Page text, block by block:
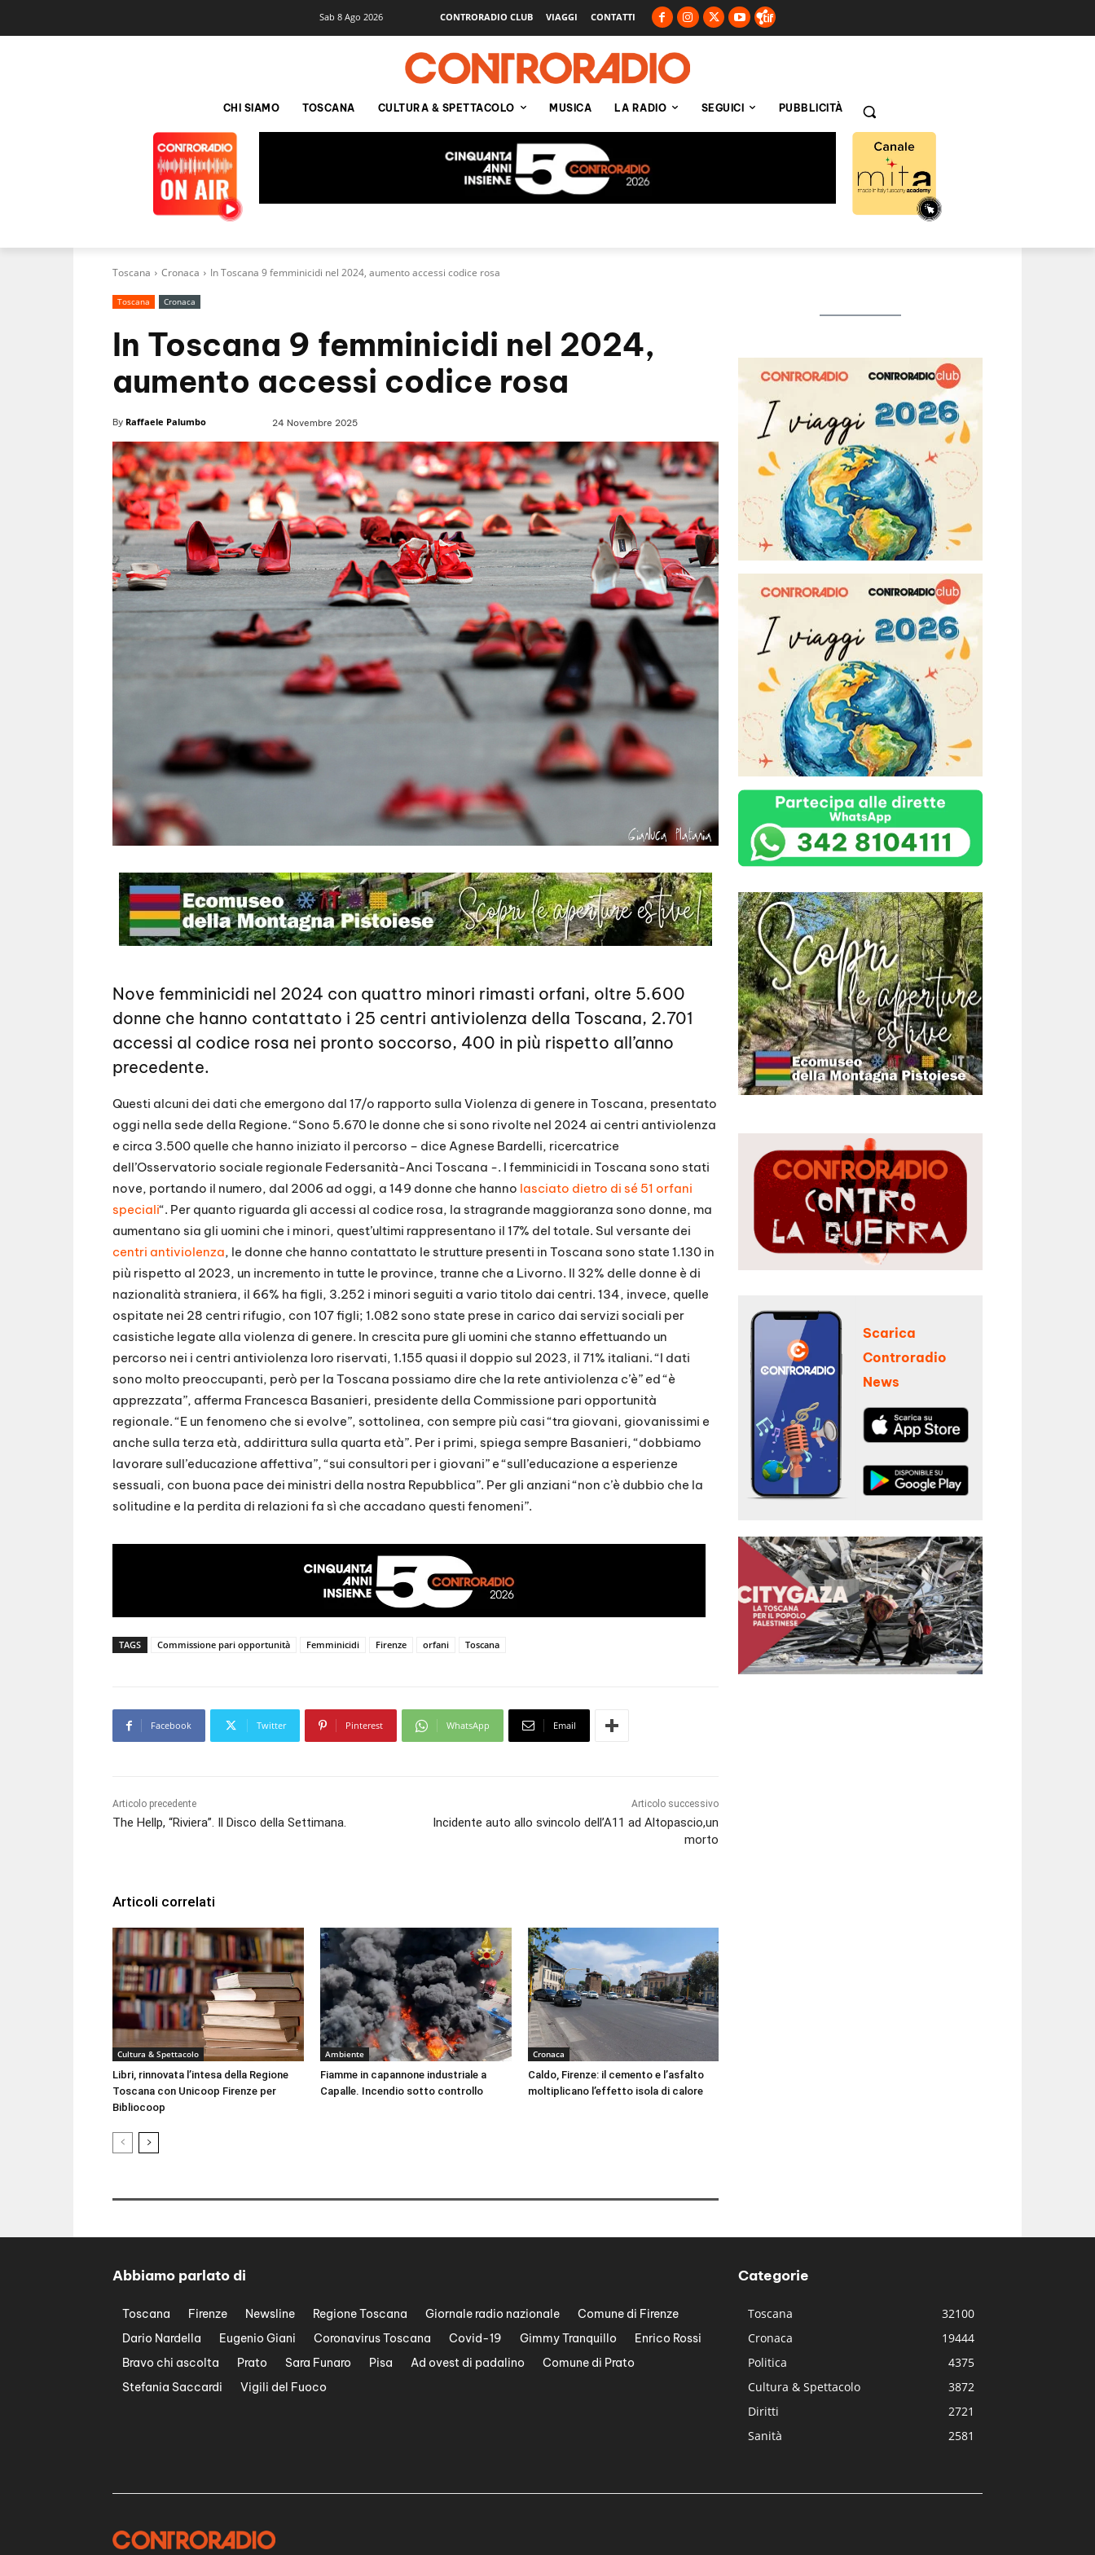
Sab 8 Ago 2026 CONTRORADIO CLUB VIAGGI CONTATTI
CHI SIAMO TOSCANA CULTURA & SPETTACOLO MUSICA LA RADIO SEGUICI PUBBLICITÀ
Toscana Cronaca In Toscana 9 femminicidi nel 2024, aumento accessi codice rosa
Toscana Cronaca
In Toscana 9 femminicidi nel 2024,
aumento accessi codice rosa
By Raffaele Palumbo 24 Novembre 2025
Nove femminicidi nel 2024 con quattro minori rimasti orfani, oltre 5.600
donne che hanno contattato i 25 centri antiviolenza della Toscana, 2.701
accessi al codice rosa nei pronto soccorso, 400 in più rispetto all’anno
precedente.
Questi alcuni dei dati che emergono dal 17/o rapporto sulla Violenza di genere in Toscana, presentato
oggi nella sede della Regione. “Sono 5.670 le donne che si sono rivolte nel 2024 ai centri antiviolenza
e circa 3.500 quelle che hanno iniziato il percorso – dice Agnese Bardelli, ricercatrice
dell’Osservatorio sociale regionale Federsanità-Anci Toscana -. I femminicidi in Toscana sono stati
nove, portando il numero, dal 2006 ad oggi, a 149 donne che hanno lasciato dietro di sé 51 orfani
speciali“. Per quanto riguarda gli accessi al codice rosa, la stragrande maggioranza sono donne, ma
aumentano sia gli uomini che i minori, quest’ultimi rappresentano il 17% del totale. Sul versante dei
centri antiviolenza, le donne che hanno contattato le strutture presenti in Toscana sono state 1.130 in
più rispetto al 2023, un incremento in tutte le province, tranne che a Livorno. Il 32% delle donne è di
nazionalità straniera, il 66% ha figli, 3.252 i minori seguiti a vario titolo dai centri. 134, invece, quelle
ospitate nei 28 centri rifugio, con 107 figli; 1.082 sono state prese in carico dai servizi sociali per
casistiche legate alla violenza di genere. In crescita pure gli uomini che stanno effettuando un
percorso nei i centri antiviolenza loro riservati, 1.155 quasi il doppio sul 2023, il 71% italiani. “I dati
sono molto preoccupanti, però per la Toscana possiamo dire che la rete antiviolenza c’è” ed “è
apprezzata”, afferma Francesca Basanieri, presidente della Commissione pari opportunità
regionale. “E un fenomeno che si evolve”, sottolinea, con sempre più casi “tra giovani, giovanissimi e
anche sulla terza età, addirittura sulla quarta età”. Per i primi, spiega sempre Basanieri, “dobbiamo
lavorare sull’educazione affettiva”, “sui consultori per i giovani” e “sull’educazione a esperienze
sessuali, con buona pace dei ministri della nostra Repubblica”. Per gli anziani “non c’è dubbio che la
solitudine e la perdita di relazioni fa sì che accadano questi fenomeni”.
TAGS Commissione pari opportunità Femminicidi Firenze orfani Toscana
Facebook Twitter Pinterest WhatsApp Email
Articolo precedente
The Hellp, “Riviera”. Il Disco della Settimana.
Articolo successivo
Incidente auto allo svincolo dell’A11 ad Altopascio,un
morto
Articoli correlati
Cultura & Spettacolo
Libri, rinnovata l’intesa della Regione
Toscana con Unicoop Firenze per
Bibliocoop
Ambiente
Fiamme in capannone industriale a
Capalle. Incendio sotto controllo
Cronaca
Caldo, Firenze: il cemento e l’asfalto
moltiplicano l’effetto isola di calore
Scarica
Controradio
News
Abbiamo parlato di
Toscana Firenze Newsline Regione Toscana Giornale radio nazionale
Comune di Firenze
Dario Nardella
Eugenio Giani Coronavirus Toscana Covid-19 Gimmy Tranquillo
Enrico Rossi
Bravo chi ascolta
Prato Sara Funaro Pisa Ad ovest di padalino
Comune di Prato
Stefania Saccardi
Vigili del Fuoco
Categorie
Toscana
32100
Cronaca
19444
Politica
4375
Cultura & Spettacolo
3872
Diritti
2721
Sanità
2581